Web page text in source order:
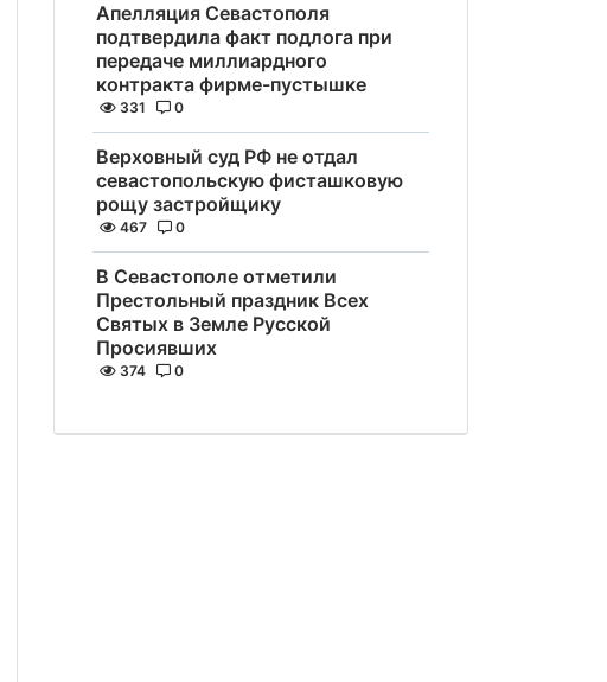
Апелляция Севастополя
подтвердила факт подлога при
передаче миллиардного
контракта фирме-пустышке
331 0
Верховный суд РФ не отдал
севастопольскую фисташковую
рощу застройщику
467 0
В Севастополе отметили
Престольный праздник Всех
Святых в Земле Русской
Просиявших
374 0